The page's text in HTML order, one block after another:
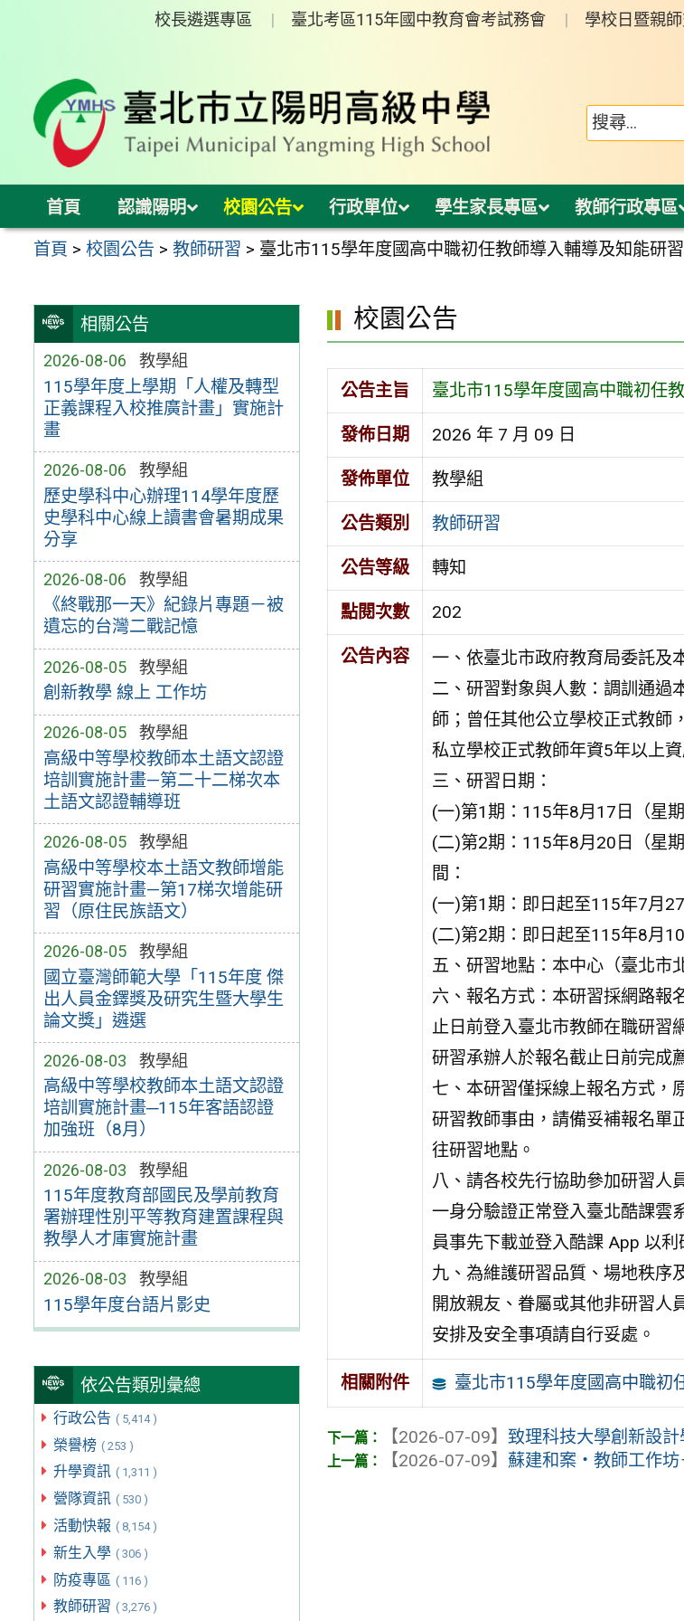
校長遴選專區 臺北考區115年國中教育會考試務會 學校日暨親
首頁 認識陽明 校園公告 行政單位 學生家長專區 教師行政專區
首頁 >校園公告 >教師研習 > 臺北市115學年度國高中職初任教師導入輔導及知能研
相關公告
2026-08-06 教學組
115學年度上學期「人權及轉型
正義課程入校推廣計畫」實施計
畫
2026-08-06 教學組
歷史學科中心辦理114學年度歷
史學科中心線上讀書會暑期成果
分享
2026-08-06 教學組
《終戰那一天》紀錄片專題－被
遺忘的台灣二戰記憶
2026-08-05 教學組
創新教學 線上 工作坊
2026-08-05 教學組
高級中等學校教師本土語文認證
培訓實施計畫—第二十二梯次本
土語文認證輔導班
2026-08-05 教學組
高級中等學校本土語文教師增能
研習實施計畫—第17梯次增能研
習（原住民族語文）
2026-08-05 教學組
國立臺灣師範大學「115年度 傑
出人員金鐸獎及研究生暨大學生
論文獎」遴選
2026-08-03 教學組
高級中等學校教師本土語文認證
培訓實施計畫─115年客語認證
加強班（8月）
2026-08-03 教學組
115年度教育部國民及學前教育
署辦理性別平等教育建置課程與
教學人才庫實施計畫
2026-08-03 教學組
115學年度台語片影史
依公告類別彙總
行政公告 ( 5,414 )
榮譽榜 ( 253 )
升學資訊 ( 1,311 )
營隊資訊 ( 530 )
活動快報 ( 8,154 )
新生入學 ( 306 )
防疫專區 ( 116 )
教師研習 ( 3,276 )
校園公告
公告主旨 臺北市115學年度國高中職初任
發佈日期 2026 年 7 月 09 日
發佈單位 教學組
公告類別 教師研習
公告等級 轉知
點閱次數 202
公告內容
一、依臺北市政府教育局委託及
二、研習對象與人數：調訓通過
師；曾任其他公立學校正式教師
私立學校正式教師年資5年以上
三、研習日期：
(一)第1期：115年8月17日（星
(二)第2期：115年8月20日（星
間：
(一)第1期：即日起至115年7月
(二)第2期：即日起至115年8月
五、研習地點：本中心（臺北市
六、報名方式：本研習採網路報
止日前登入臺北市教師在職研習
研習承辦人於報名截止日前完成
七、本研習僅採線上報名方式，
研習教師事由，請備妥補報名單
往研習地點。
八、請各校先行協助參加研習人
一身分驗證正常登入臺北酷課雲
員事先下載並登入酷課 App 以
九、為維護研習品質、場地秩序
開放親友、眷屬或其他非研習人
安排及安全事項請自行妥處。
相關附件 臺北市115學年度國高中職初
【2026-07-09】 致理科技大學創新設
【2026-07-09】蘇建和案・教師工作